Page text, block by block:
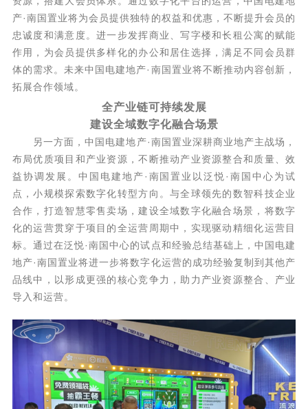
产·南国置业将为会员提供独特的权益和优惠，不断提升会员的
忠诚度和满意度。进一步发挥商业、写字楼和长租公寓的赋能
作用，为会员提供多样化的办公和居住选择，满足不同会员群
体的需求。未来中国电建地产·南国置业将不断推动内容创新，
拓展合作领域。
全产业链可持续发展
建设全域数字化融合场景
另一方面，中国电建地产·南国置业深耕商业地产主战场，
布局优质项目和产业资源，不断推动产业资源整合和质量、效
益协调发展。中国电建地产·南国置业以泛悦·南国中心为试
点，小规模探索数字化转型方向。与全球领先的数智科技企业
合作，打造智慧零售卖场，建设全域数字化融合场景，将数字
化的运营贯穿于项目的全运营周期中，实现驱动精细化运营目
标。通过在泛悦·南国中心的试点和经验总结基础上，中国电建
地产·南国置业将进一步将数字化运营的成功经验复制到其他产
品线中，以形成更强的核心竞争力，助力产业资源整合、产业
导入和运营。